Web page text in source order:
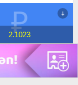
₽
2.1023